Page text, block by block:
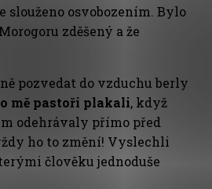
osvobozením. Bylo
zděšený a že
pozvedat do vzduchu berly
mě pastoři plakali, když
odehrávaly přímo před
ho to změní! Vyslechli
člověku jednoduše